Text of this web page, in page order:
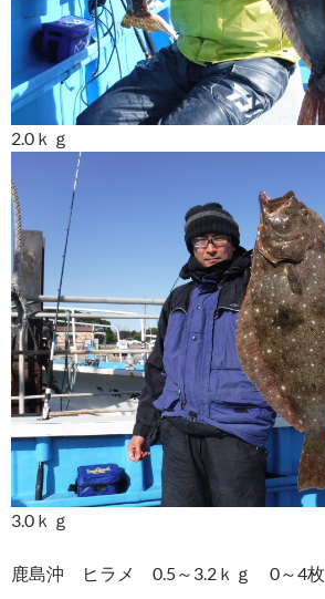
2.0ｋｇ
3.0ｋｇ
鹿島沖 ヒラメ 0.5～3.2ｋｇ 0～4枚